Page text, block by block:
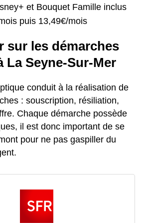
et Bouquet Famille inclus
puis 13,49€/mois
sur les démarches
La Seyne-Sur-Mer
conduit à la réalisation de
: souscription, résiliation,
Chaque démarche possède
il est donc important de se
pour ne pas gaspiller du